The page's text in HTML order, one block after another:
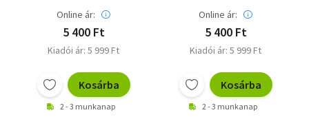
Online ár:
5 400 Ft
Kiadói ár: 5 999 Ft
Kosárba
2 - 3 munkanap
Online ár:
5 400 Ft
Kiadói ár: 5 999 Ft
Kosárba
2 - 3 munkanap